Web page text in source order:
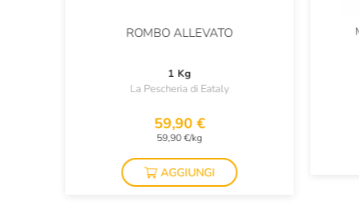
ROMBO ALLEVATO
1 Kg
La Pescheria di Eataly
59,90 €
59,90 €/kg
AGGIUNGI